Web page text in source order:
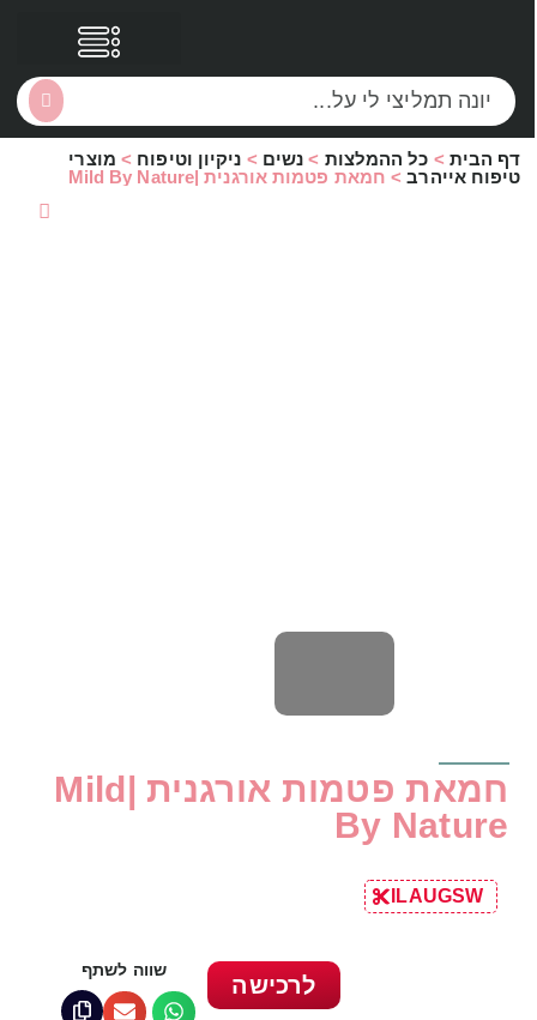
דף הבית> כל ההמלצות> נשים> ניקיון וטיפוח> מוצרי
טיפוח אייהרב> חמאת פטמות אורגנית |Mild By Nature
חמאת פטמות אורגנית |Mild
By Nature
ILAUGSW
שווה לשתף
לרכישה